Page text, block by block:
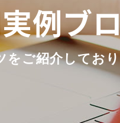
例ブ
をご紹介してお